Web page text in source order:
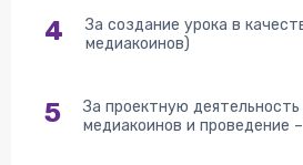
4
За создание урока в
медиакоинов)
5
За проектную деятельность
медиакоинов и проведение